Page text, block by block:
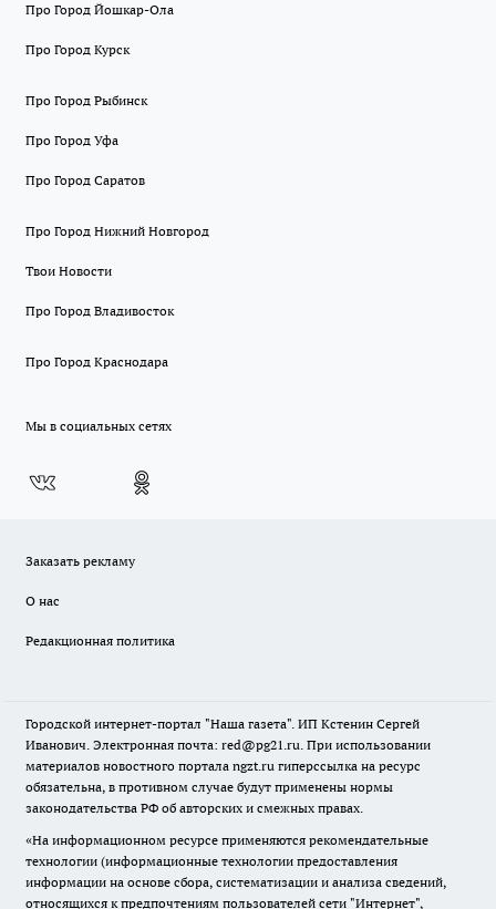
Про Город Йошкар-Ола
Про Город Курск
Про Город Рыбинск
Про Город Уфа
Про Город Саратов
Про Город Нижний Новгород
Твои Новости
Про Город Владивосток
Про Город Краснодара
Мы в социальных сетях
Заказать рекламу
О нас
Редакционная политика
Городской интернет-портал "Наша газета". ИП Кстенин Сергей
Иванович. Электронная почта: red@pg21.ru. При использовании
материалов новостного портала ngzt.ru гиперссылка на ресурс
обязательна, в противном случае будут применены нормы
законодательства РФ об авторских и смежных правах.
«На информационном ресурсе применяются рекомендательные
технологии (информационные технологии предоставления
информации на основе сбора, систематизации и анализа сведений,
относящихся к предпочтениям пользователей сети "Интернет",